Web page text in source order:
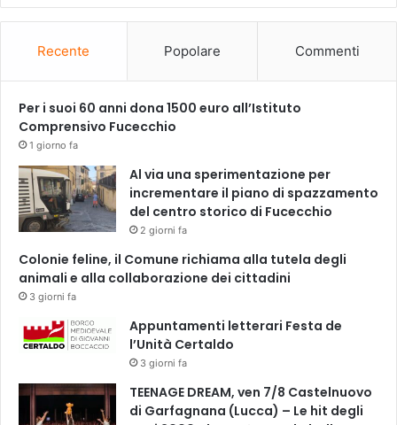
Recente Popolare Commenti
Per i suoi 60 anni dona 1500 euro all’Istituto
Comprensivo Fucecchio
1 giorno fa
Al via una sperimentazione per
incrementare il piano di spazzamento
del centro storico di Fucecchio
2 giorni fa
Colonie feline, il Comune richiama alla tutela degli
animali e alla collaborazione dei cittadini
3 giorni fa
Appuntamenti letterari Festa de
l’Unità Certaldo
3 giorni fa
TEENAGE DREAM, ven 7/8 Castelnuovo
di Garfagnana (Lucca) – Le hit degli